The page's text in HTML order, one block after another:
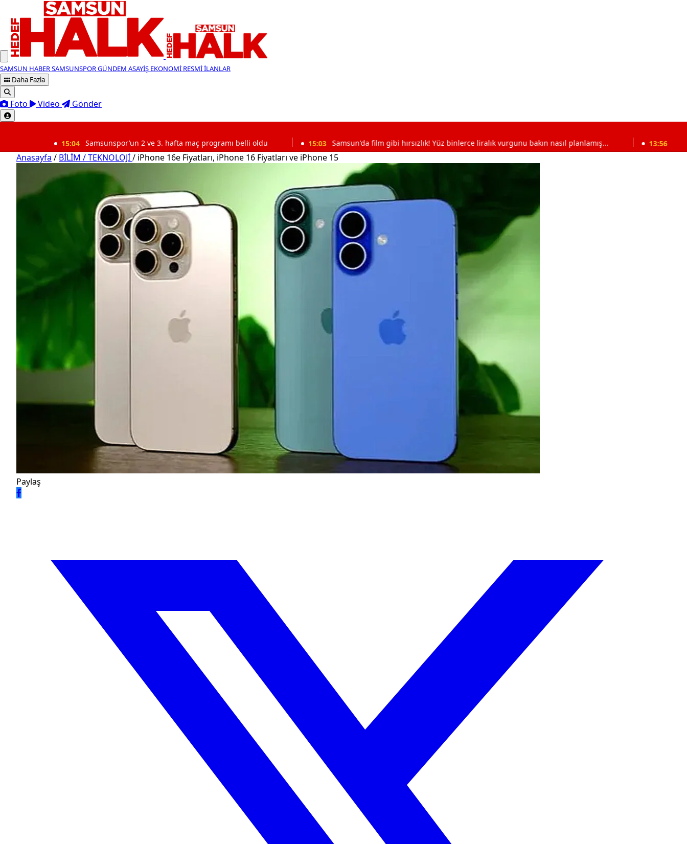
SAMSUN HABERSAMSUNSPORGÜNDEM ASAYİŞ EKONOMİ RESMİ İLANLAR
Daha Fazla
Foto Video Gönder
Samsunspor’un 2 ve 3. hafta maç programı belli oldu 15:03 Samsun'da film gibi hırsızlık! Yüz binlerce liralık vurgunu bakın nasıl planlamış... 13:56 Telefonunuza
Anasayfa / BİLİM / TEKNOLOJİ/ iPhone 16e Fiyatları, iPhone 16 Fiyatları ve iPhone 15
Paylaş